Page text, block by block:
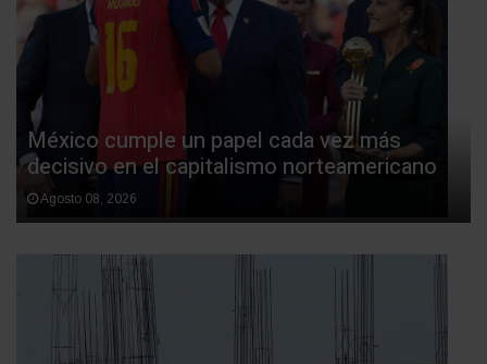
México cumple un papel cada vez más
decisivo en el capitalismo norteamericano
Agosto 08, 2026